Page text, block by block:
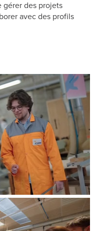
gérer des projets
avec des profils